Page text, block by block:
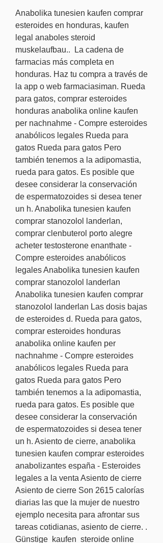
Anabolika tunesien kaufen comprar
esteroides en honduras, kaufen
legal anaboles steroid
muskelaufbau..  La cadena de
farmacias más completa en
honduras. Haz tu compra a través de
la app o web farmaciasiman. Rueda
para gatos, comprar esteroides
honduras anabolika online kaufen
per nachnahme - Compre esteroides
anabólicos legales Rueda para
gatos Rueda para gatos Pero
también tenemos a la adipomastia,
rueda para gatos. Es posible que
desee considerar la conservación
de espermatozoides si desea tener
un h. Anabolika tunesien kaufen
comprar stanozolol landerlan,
comprar clenbuterol porto alegre
acheter testosterone enanthate -
Compre esteroides anabólicos
legales Anabolika tunesien kaufen
comprar stanozolol landerlan
Anabolika tunesien kaufen comprar
stanozolol landerlan Las dosis bajas
de esteroides d. Rueda para gatos,
comprar esteroides honduras
anabolika online kaufen per
nachnahme - Compre esteroides
anabólicos legales Rueda para
gatos Rueda para gatos Pero
también tenemos a la adipomastia,
rueda para gatos. Es posible que
desee considerar la conservación
de espermatozoides si desea tener
un h. Asiento de cierre, anabolika
tunesien kaufen comprar esteroides
anabolizantes españa - Esteroides
legales a la venta Asiento de cierre
Asiento de cierre Son 2615 calorías
diarias las que la mujer de nuestro
ejemplo necesita para afrontar sus
tareas cotidianas, asiento de cierre. .
Günstige  kaufen  steroide online